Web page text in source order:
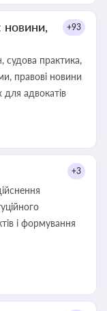
новини,
+93
судова практика,
правові новини
адвокатів
+3
і формування